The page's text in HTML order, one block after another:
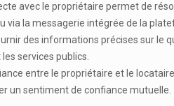
avec le propriétaire permet de
via la messagerie intégrée de la
des informations précises sur le
services publics.
entre le propriétaire et le
un sentiment de confiance mutuelle.